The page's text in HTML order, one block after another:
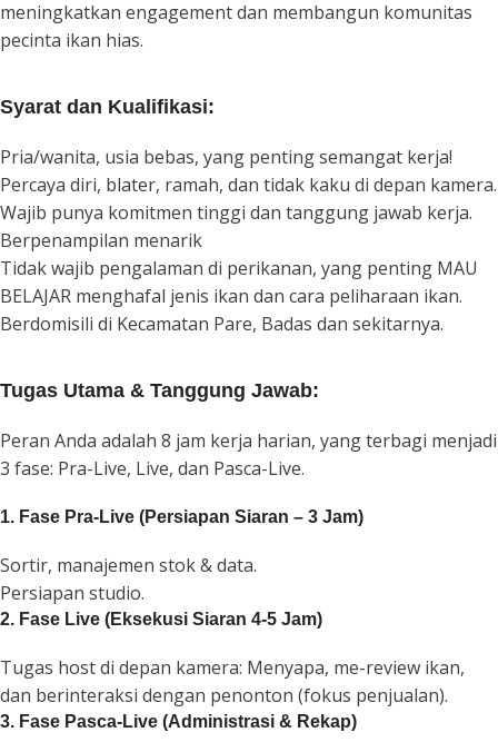
meningkatkan engagement dan membangun komunitas
pecinta ikan hias.
Syarat dan Kualifikasi:
Pria/wanita, usia bebas, yang penting semangat kerja!
Percaya diri, blater, ramah, dan tidak kaku di depan kamera.
Wajib punya komitmen tinggi dan tanggung jawab kerja.
Berpenampilan menarik
Tidak wajib pengalaman di perikanan, yang penting MAU
BELAJAR menghafal jenis ikan dan cara peliharaan ikan.
Berdomisili di Kecamatan Pare, Badas dan sekitarnya.
Tugas Utama & Tanggung Jawab:
Peran Anda adalah 8 jam kerja harian, yang terbagi menjadi
3 fase: Pra-Live, Live, dan Pasca-Live.
1. Fase Pra-Live (Persiapan Siaran – 3 Jam)
Sortir, manajemen stok & data.
Persiapan studio.
2. Fase Live (Eksekusi Siaran 4-5 Jam)
Tugas host di depan kamera: Menyapa, me-review ikan,
dan berinteraksi dengan penonton (fokus penjualan).
3. Fase Pasca-Live (Administrasi & Rekap)